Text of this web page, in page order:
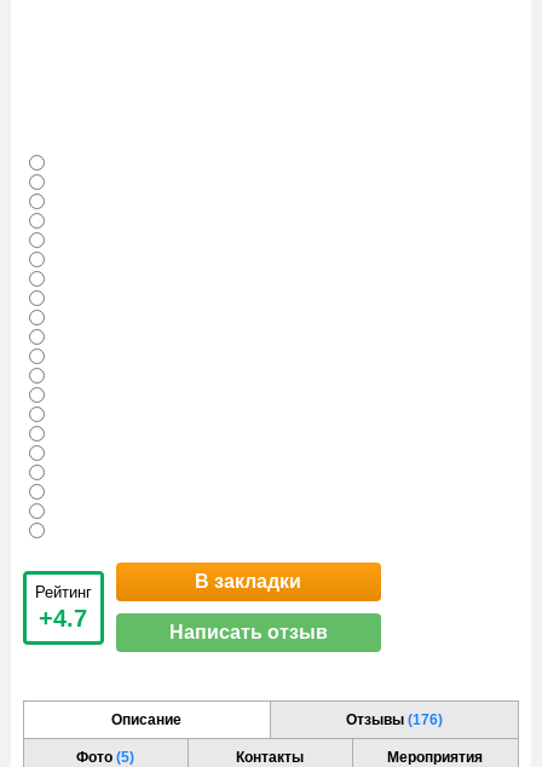
Рейтинг
+4.7
В закладки
Написать отзыв
Описание Отзывы (176)
Фото(5) Контакты Мероприятия